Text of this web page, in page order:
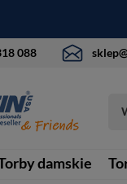
088
damskie